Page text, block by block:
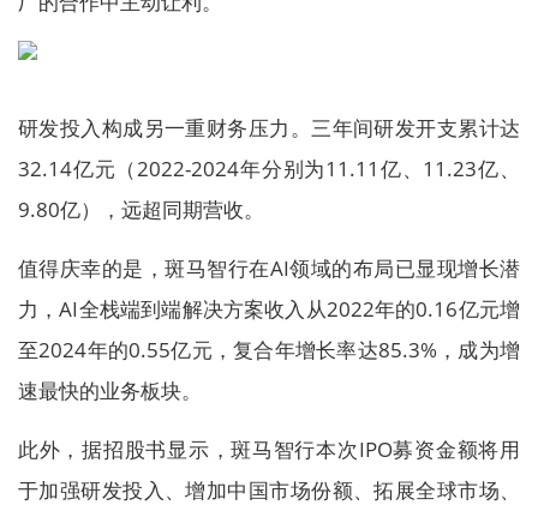
研发投入构成另一重财务压力。三年间研发开支累计达
32.14亿元（2022-2024年分别为11.11亿、11.23亿、
9.80亿），远超同期营收。
值得庆幸的是，斑马智行在AI领域的布局已显现增长潜
力，AI全栈端到端解决方案收入从2022年的0.16亿元增
至2024年的0.55亿元，复合年增长率达85.3%，成为增
速最快的业务板块。
此外，据招股书显示，斑马智行本次IPO募资金额将用
于加强研发投入、增加中国市场份额、拓展全球市场、